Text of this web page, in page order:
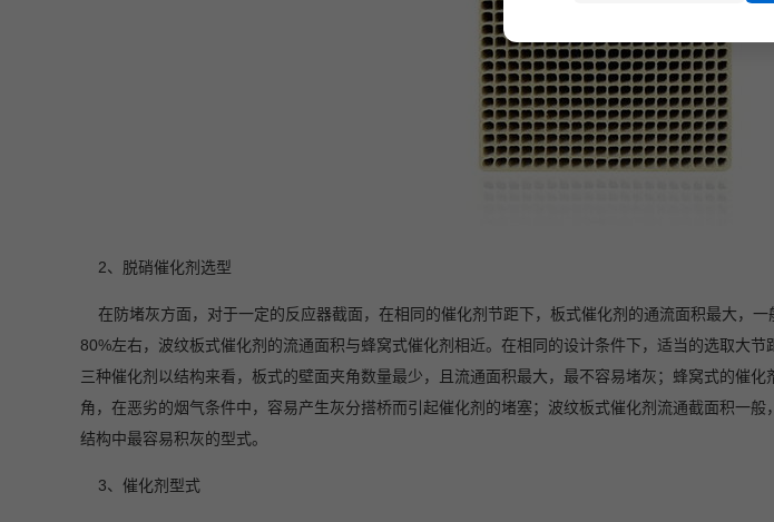
2、脱硝催化剂选型
在防堵灰方面，对于一定的反应器截面，在相同的催化剂节距下，板式催化剂的通流面积最大，
80%左右，波纹板式催化剂的流通面积与蜂窝式催化剂相近。在相同的设计条件下，适当的选取大节
三种催化剂以结构来看，板式的壁面夹角数量最少，且流通面积最大，最不容易堵灰；蜂窝式的催
角，在恶劣的烟气条件中，容易产生灰分搭桥而引起催化剂的堵塞；波纹板式催化剂流通截面积一
结构中最容易积灰的型式。
3、催化剂型式